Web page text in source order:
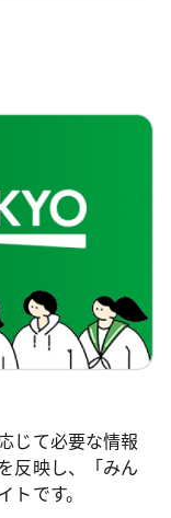
じて必要な情報
反映し、「みん
です。